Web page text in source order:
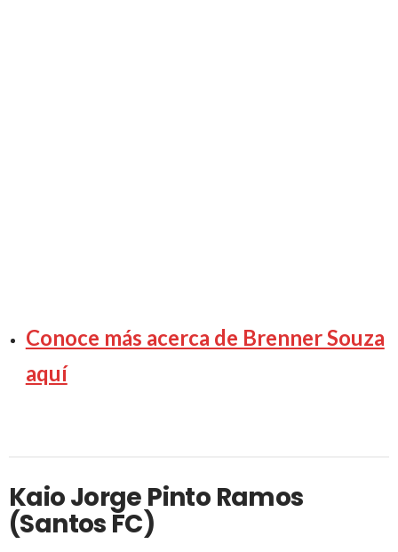
Conoce más acerca de Brenner Souza
aquí
Kaio Jorge Pinto Ramos
(Santos FC)